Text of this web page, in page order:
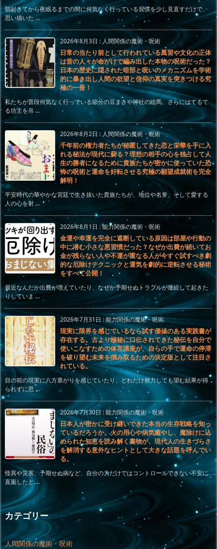
朝起きてから夜眠るまでの間に何気なく行っている習慣を少し見直すだけで、
思い描いた ...
2026年8月3日 : 人間関係の魔術・呪術
日常の当たり前として行われている風習や文化の正体
は昔の人々が命がけで編み出した本物の呪術だった？
日本の歴史に隠された暗部と呪いのメカニズムを学術
的に暴き出し人間の欲望と信仰の真実を突きつける究
極の一冊！
私たちが普段何気なく行っている節分の豆まきや神社の絵馬、さらにはてるて
る坊主を吊 ...
2026年8月2日 : 人間関係の魔術・呪術
千年前の権力者たちが秘匿してきた恋と栄華を手に入
れる秘法が現代に蘇る？理想の相手の心を独占して人
生の勝者になるために貴族たちが密かに使っていた恐
怖の呪術と運命を好転させる究極の願望成就術を完全
解明！
平安時代の華やかな宮廷で生き抜いた貴族たちが、地位や名誉、そして愛する
人の心を射 ...
2026年8月1日 :能力関係の魔術・呪術
金運や幸運を完全に遮断している原因は部屋や行動の
中に潜む小さな悪習慣だった？なぜか出費が続いてお
金が残らない人や不運が重なる人が今すぐ試すべき劇
的な厄除けテクニックと運気を劇的に逆転させる秘術
をすべて公開！
最近なんだか出費が増えていたり、なぜか予期せぬトラブルが連続して起きた
りしていま ...
2026年7月31日 :能力関係の魔術・呪術
現実に限界を感じているなら試す価値のある実践書が
存在する。古より極秘に口伝されてきた秘伝を自分で
使いこなすための体言講座が、自らの手で運命の停滞
を破り望む未来を掴み取るための決定版として注目さ
れている。
目の前の現実に八方塞がりを感じていたり、どれだけ努力しても望む結果が得
られずに思 ...
2026年7月30日:能力関係の魔術・呪術
日本人が密かに受け継いできた本当の生存戦略を知っ
ているだろうか。火の用心や病気癒やし、魔除けに込
められた知恵を読み解く書物が、現代人の生きづらさ
を解消する意外なヒントとして大きな話題を呼んでい
る。
怪異や災害、予期せぬ病など、自分の力だけではコントロールできない不安に
直面したと ...
カテゴリー
人間関係の魔術・呪術